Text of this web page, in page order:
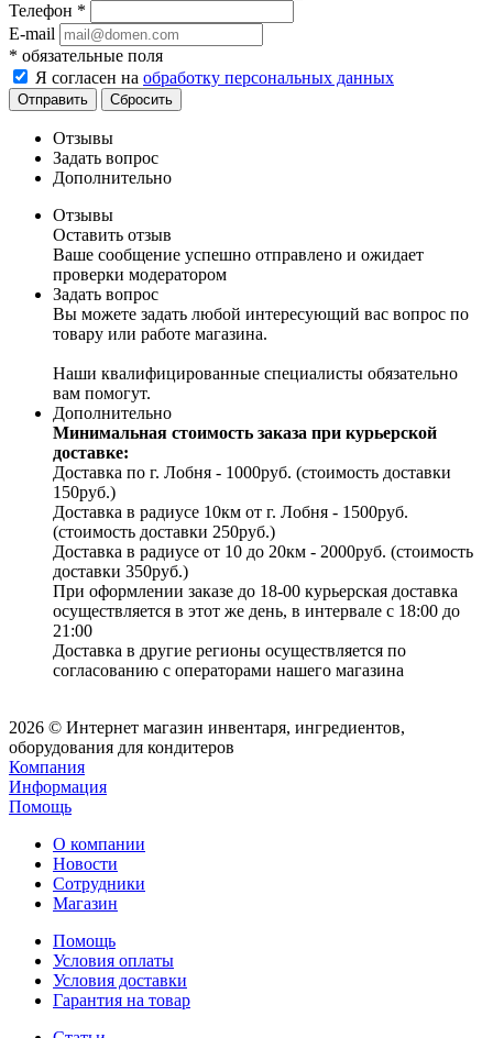
Телефон *
E-mail
* обязательные поля
Я согласен на обработку персональных данных
Отправить Сбросить
Отзывы
Задать вопрос
Дополнительно
Отзывы
Оставить отзыв
Ваше сообщение успешно отправлено и ожидает
проверки модератором
Задать вопрос
Вы можете задать любой интересующий вас вопрос по
товару или работе магазина.
Наши квалифицированные специалисты обязательно
вам помогут.
Дополнительно
Минимальная стоимость заказа при курьерской
доставке:
Доставка по г. Лобня - 1000руб. (стоимость доставки
150руб.)
Доставка в радиусе 10км от г. Лобня - 1500руб.
(стоимость доставки 250руб.)
Доставка в радиусе от 10 до 20км - 2000руб. (стоимость
доставки 350руб.)
При оформлении заказе до 18-00 курьерская доставка
осуществляется в этот же день, в интервале с 18:00 до
21:00
Доставка в другие регионы осуществляется по
согласованию с операторами нашего магазина
2026 © Интернет магазин инвентаря, ингредиентов,
оборудования для кондитеров
Компания
Информация
Помощь
О компании
Новости
Сотрудники
Магазин
Помощь
Условия оплаты
Условия доставки
Гарантия на товар